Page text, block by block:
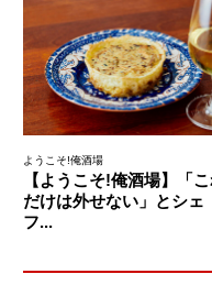
ようこそ!俺酒場
【ようこそ!俺酒場】「
だけは外せない」とシェ
フ...